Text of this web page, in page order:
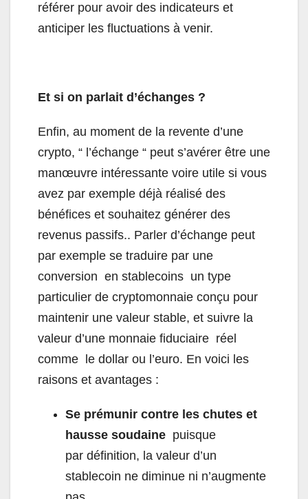
référer pour avoir des indicateurs et
anticiper les fluctuations à venir.
Et si on parlait d’échanges ?
Enfin, au moment de la revente d’une
crypto, “ l’échange “ peut s’avérer être une
manœuvre intéressante voire utile si vous
avez par exemple déjà réalisé des
bénéfices et souhaitez générer des
revenus passifs.. Parler d’échange peut
par exemple se traduire par une
conversion en stablecoins un type
particulier de cryptomonnaie conçu pour
maintenir une valeur stable, et suivre la
valeur d’une monnaie fiduciaire réel
comme le dollar ou l’euro. En voici les
raisons et avantages :
Se prémunir contre les chutes et
hausse soudaine puisque
par définition, la valeur d’un
stablecoin ne diminue ni n’augmente